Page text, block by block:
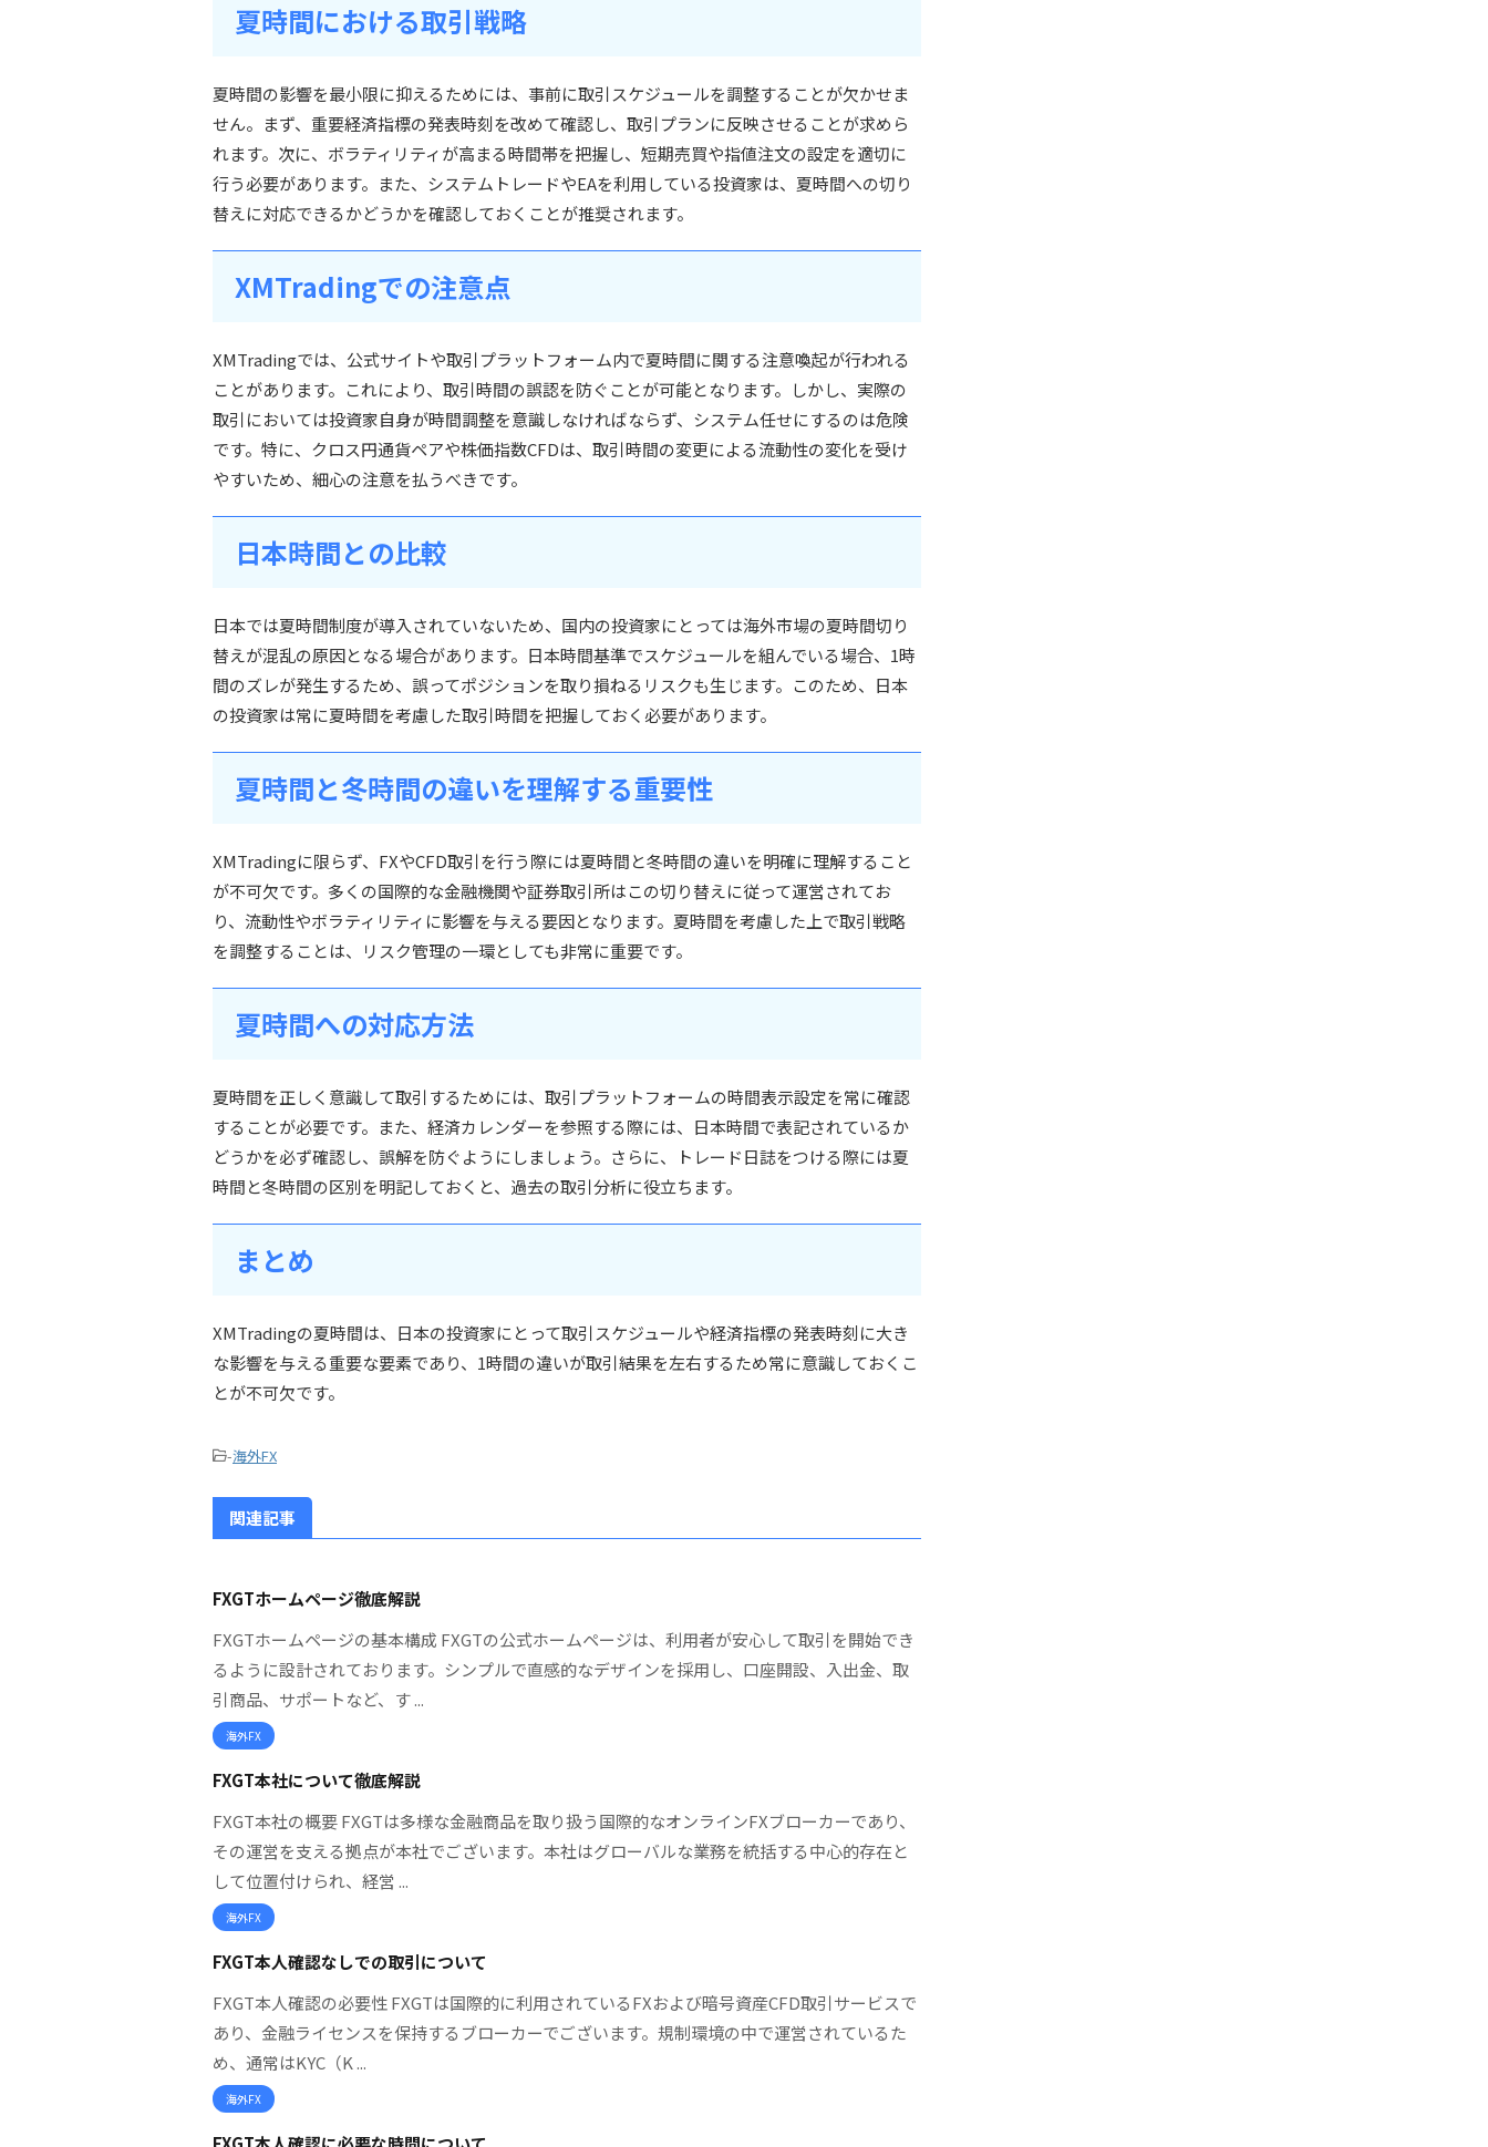
夏時間における取引戦略
夏時間の影響を最小限に抑えるためには、事前に取引スケジュールを調整することが欠かせま
せん。まず、重要経済指標の発表時刻を改めて確認し、取引プランに反映させることが求めら
れます。次に、ボラティリティが高まる時間帯を把握し、短期売買や指値注文の設定を適切に
行う必要があります。また、システムトレードやEAを利用している投資家は、夏時間への切り
替えに対応できるかどうかを確認しておくことが推奨されます。
XMTradingでの注意点
XMTradingでは、公式サイトや取引プラットフォーム内で夏時間に関する注意喚起が行われる
ことがあります。これにより、取引時間の誤認を防ぐことが可能となります。しかし、実際の
取引においては投資家自身が時間調整を意識しなければならず、システム任せにするのは危険
です。特に、クロス円通貨ペアや株価指数CFDは、取引時間の変更による流動性の変化を受け
やすいため、細心の注意を払うべきです。
日本時間との比較
日本では夏時間制度が導入されていないため、国内の投資家にとっては海外市場の夏時間切り
替えが混乱の原因となる場合があります。日本時間基準でスケジュールを組んでいる場合、1時
間のズレが発生するため、誤ってポジションを取り損ねるリスクも生じます。このため、日本
の投資家は常に夏時間を考慮した取引時間を把握しておく必要があります。
夏時間と冬時間の違いを理解する重要性
XMTradingに限らず、FXやCFD取引を行う際には夏時間と冬時間の違いを明確に理解すること
が不可欠です。多くの国際的な金融機関や証券取引所はこの切り替えに従って運営されてお
り、流動性やボラティリティに影響を与える要因となります。夏時間を考慮した上で取引戦略
を調整することは、リスク管理の一環としても非常に重要です。
夏時間への対応方法
夏時間を正しく意識して取引するためには、取引プラットフォームの時間表示設定を常に確認
することが必要です。また、経済カレンダーを参照する際には、日本時間で表記されているか
どうかを必ず確認し、誤解を防ぐようにしましょう。さらに、トレード日誌をつける際には夏
時間と冬時間の区別を明記しておくと、過去の取引分析に役立ちます。
まとめ
XMTradingの夏時間は、日本の投資家にとって取引スケジュールや経済指標の発表時刻に大き
な影響を与える重要な要素であり、1時間の違いが取引結果を左右するため常に意識しておくこ
とが不可欠です。
-海外FX
関連記事
FXGTホームページ徹底解説
FXGTホームページの基本構成 FXGTの公式ホームページは、利用者が安心して取引を開始でき
るように設計されております。シンプルで直感的なデザインを採用し、口座開設、入出金、取
引商品、サポートなど、す ...
海外FX
FXGT本社について徹底解説
FXGT本社の概要 FXGTは多様な金融商品を取り扱う国際的なオンラインFXブローカーであり、
その運営を支える拠点が本社でございます。本社はグローバルな業務を統括する中心的存在と
して位置付けられ、経営 ...
海外FX
FXGT本人確認なしでの取引について
FXGT本人確認の必要性 FXGTは国際的に利用されているFXおよび暗号資産CFD取引サービスで
あり、金融ライセンスを保持するブローカーでございます。規制環境の中で運営されているた
め、通常はKYC（K ...
海外FX